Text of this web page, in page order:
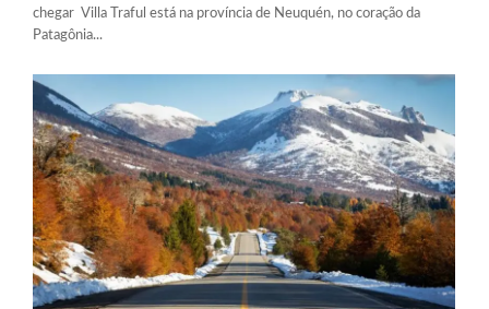
chegar Villa Traful está na província de Neuquén, no coração da
Patagônia...